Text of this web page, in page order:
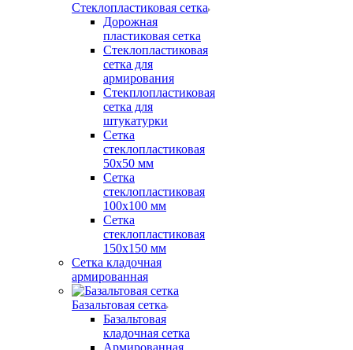
Стеклопластиковая сетка
Дорожная
пластиковая сетка
Стеклопластиковая
сетка для
армирования
Стекплопластиковая
сетка для
штукатурки
Сетка
стеклопластиковая
50x50 мм
Сетка
стеклопластиковая
100x100 мм
Сетка
стеклопластиковая
150x150 мм
Сетка кладочная
армированная
Базальтовая сетка
Базальтовая
кладочная сетка
Армированная